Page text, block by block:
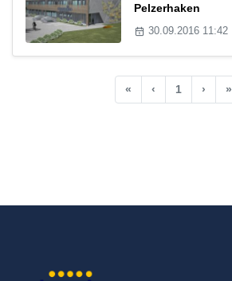
Pelzerhaken
30.09.2016 11:42
« ‹ 1 › »